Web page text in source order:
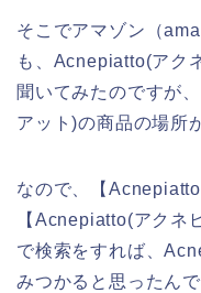
そこでアマゾン（
も、Acnepiatto(アク
聞いてみたのですが
アット)の商品の場所
なので、【
【Acnepiatto(アク
で検索をすれば、
みつかると思ったんで